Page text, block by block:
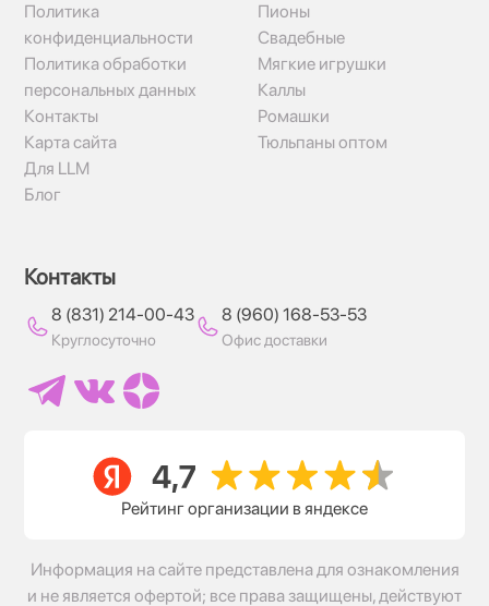
Политика
конфиденциальности
Политика обработки
персональных данных
Контакты
Карта сайта
Для LLM
Блог
Пионы
Свадебные
Мягкие игрушки
Каллы
Ромашки
Тюльпаны оптом
Контакты
8 (831) 214-00-43
Круглосуточно
8 (960) 168-53-53
Офис доставки
Рейтинг организации в яндексе
Информация на сайте представлена для ознакомления
и не является офертой; все права защищены, действуют